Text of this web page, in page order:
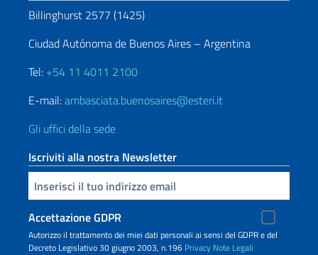
Billinghurst 2577 (1425)
Ciudad Autónoma de Buenos Aires – Argentina
Tel: +54 11 4011 2100
E-mail:ambasciata.buenosaires@esteri.it
Gli uffici della sede
Iscriviti alla nostra Newsletter
Inserisci la tua email
Accettazione GDPR
Autorizzo il trattamento dei miei dati personali ai sensi del GDPR e del
Decreto Legislativo 30 giugno 2003, n.196 Privacy Note Legali